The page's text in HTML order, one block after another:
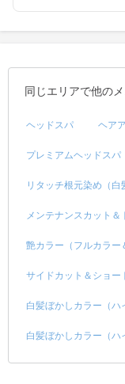
同じエリアで他の
ヘッドスパ ヘア
プレミアムヘッドスパ
リタッチ根元染め（白
メンテナンスカット＆
艶カラー（フルカラー
サイドカット＆ショー
白髪ぼかしカラー（ハ
白髪ぼかしカラー（ハ